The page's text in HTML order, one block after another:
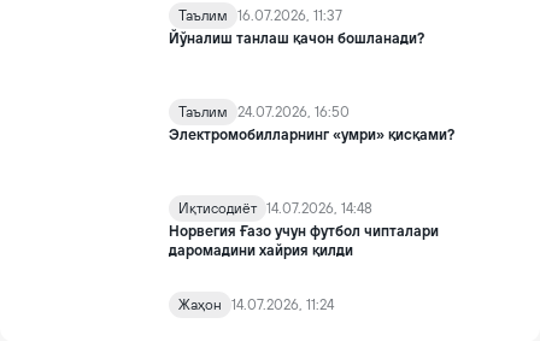
Таълим
16.07.2026, 11:37
Йўналиш танлаш қачон бошланади?
Таълим
24.07.2026, 16:50
Электромобилларнинг «умри» қисқами?
Иқтисодиёт 14.07.2026, 14:48
Норвегия Ғазо учун футбол чипталари
даромадини хайрия қилди
Жаҳон 14.07.2026, 11:24